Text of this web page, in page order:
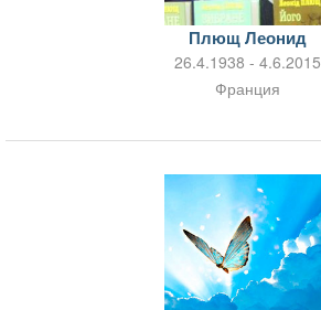
Плющ Леонид
26.4.1938 - 4.6.2015
Франция